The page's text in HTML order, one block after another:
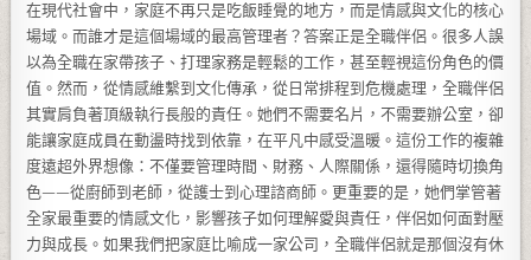
在現代社會中，家庭不再只是吃飯睡覺的地方，而是情感與文化的核心
場域。而誰才是這個場域的最高管理者？答案正是全職伴侶。很多人誤
以為全職在家帶孩子、打理家務是輕鬆的工作，甚至輕視這份角色的價
值。然而，從情感維繫到文化傳承，從日常排程到危機處理，全職伴侶
其實肩負著頂級執行長般的責任。她們不需要名片，不需要辦公室，卻
能讓家庭成員在動盪時找到依靠，在平凡中感受溫暖。這份工作的複雜
度遠超外界想像：不僅要管理時間、財務、人際關係，還得隨時切換角
色——從廚師到老師，從護士到心理諮商師。更重要的是，她們掌管著
全家最重要的情感文化，影響孩子如何理解愛與責任，伴侶如何面對壓
力與成長。如果我們把家庭比喻成一家公司，全職伴侶就是那個沒有休